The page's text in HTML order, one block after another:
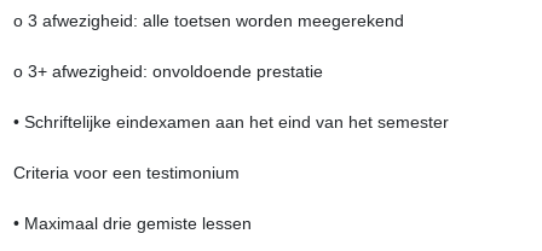
o 3 afwezigheid: alle toetsen worden meegerekend
o 3+ afwezigheid: onvoldoende prestatie
• Schriftelijke eindexamen aan het eind van het semester
Criteria voor een testimonium
• Maximaal drie gemiste lessen